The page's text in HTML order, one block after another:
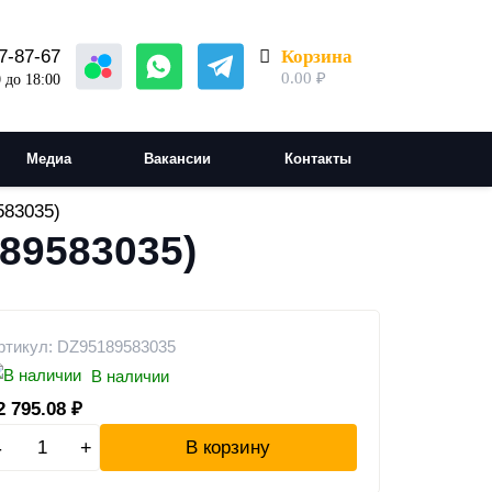
87-67
18:00
Корзина
0.00 ₽
Медиа Вакансии Контакты
DZ95189583035
В наличии
795.08 ₽
+ В корзину